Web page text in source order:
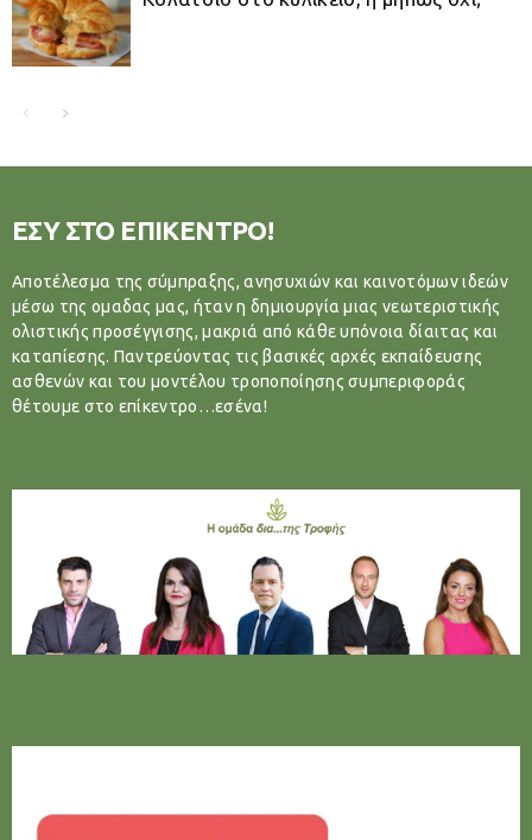
ΕΣΥ ΣΤΟ ΕΠΙΚΕΝΤΡΟ!
Αποτέλεσμα της σύμπραξης, ανησυχιών και καινοτόμων ιδεών
μέσω της ομαδας μας, ήταν η δημιουργία μιας νεωτεριστικής
ολιστικής προσέγγισης, μακριά από κάθε υπόνοια δίαιτας και
καταπίεσης. Παντρεύοντας τις βασικές αρχές εκπαίδευσης
ασθενών και του μοντέλου τροποποίησης συμπεριφοράς
θέτουμε στο επίκεντρο…εσένα!